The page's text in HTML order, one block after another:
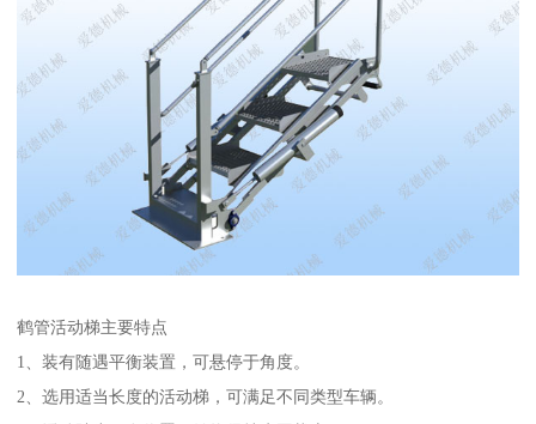
鹤管活动梯主要特点
1、装有随遇平衡装置，可悬停于角度。
2、选用适当长度的活动梯，可满足不同类型车辆。